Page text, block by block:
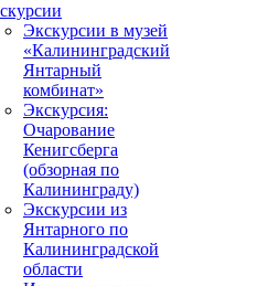
Экскурсии в музей
«Калининградский
Янтарный
комбинат»
Экскурсия:
Очарование
Кенигсберга
(обзорная по
Калининграду)
Экскурсии из
Янтарного по
Калининградской
области